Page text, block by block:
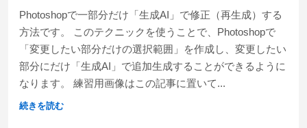
Photoshopで一部分だけ「生成AI」で修正（再生成）する
方法です。 このテクニックを使うことで、Photoshopで
「変更したい部分だけの選択範囲」を作成し、変更したい
部分にだけ「生成AI」で追加生成することができるように
なります。 練習用画像はこの記事に置いて...
続きを読む